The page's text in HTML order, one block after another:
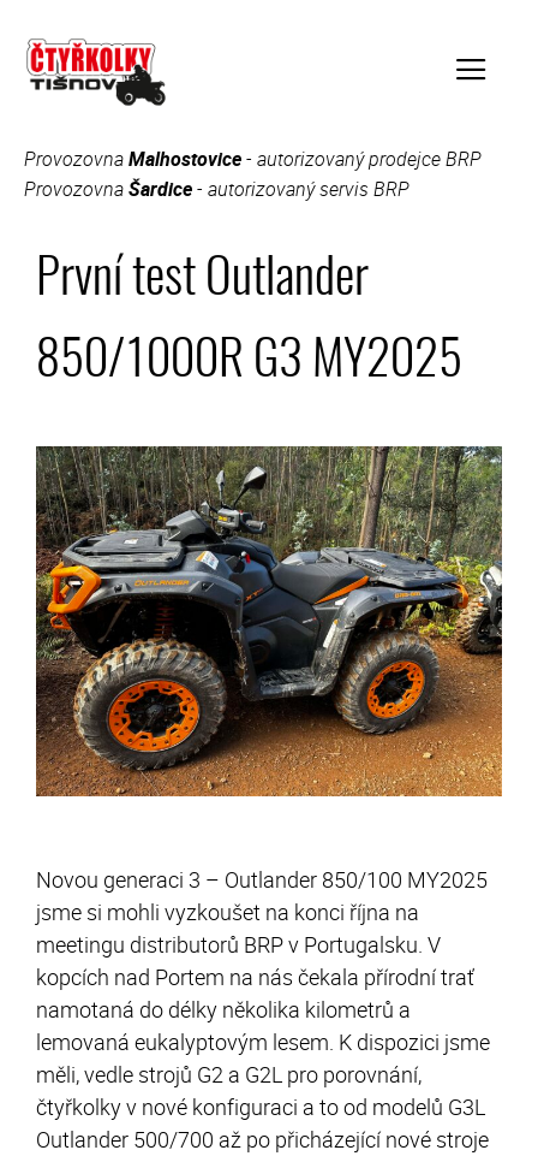
obsah
Menu
ProvozovnaMalhostovice- autorizovaný prodejce BRP
ProvozovnaŠardice- autorizovaný servis BRP
První test Outlander
850/1000R G3 MY2025
Novou generaci 3 – Outlander 850/100 MY2025
jsme si mohli vyzkoušet na konci října na
meetingu distributorů BRP v Portugalsku. V
kopcích nad Portem na nás čekala přírodní trať
namotaná do délky několika kilometrů a
lemovaná eukalyptovým lesem. K dispozici jsme
měli, vedle strojů G2 a G2L pro porovnání,
čtyřkolky v nové konfiguraci a to od modelů G3L
Outlander 500/700 až po přicházející nové stroje